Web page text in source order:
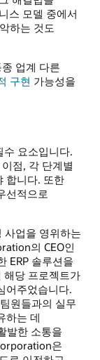
스 모델 중에서
하는 것도
업계 다른
구현 가능성을
수 요소입니다.
점, 각 단계별
합니다. 또한
선적으로
업을 영위하는
의 CEO인
ERP 솔루션을
해당 프로젝트가
어주었습니다.
원들과의 실무
하는 데
발한 소통을
은